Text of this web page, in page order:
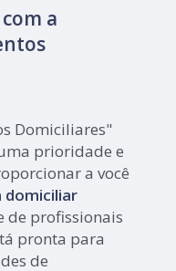
a
Domiciliares"
prioridade e
a você
de profissionais
pronta para
de